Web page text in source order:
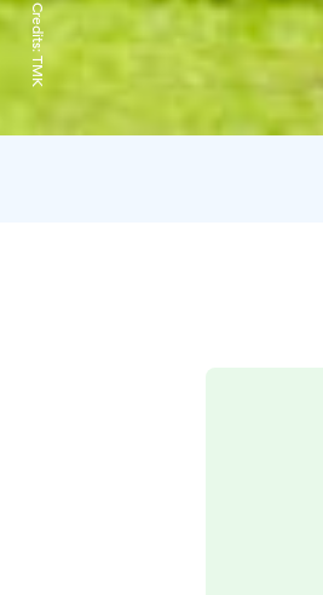
Credits:
TMK